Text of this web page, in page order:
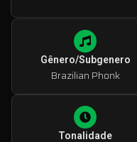
Gênero/Subgenero
Brazilian Phonk
Tonalidade